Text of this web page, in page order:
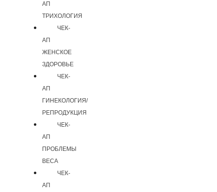
АП
ТРИХОЛОГИЯ
ЧЕК-
АП
ЖЕНСКОЕ
ЗДОРОВЬЕ
ЧЕК-
АП
ГИНЕКОЛОГИЯ/
РЕПРОДУКЦИЯ
ЧЕК-
АП
ПРОБЛЕМЫ
ВЕСА
ЧЕК-
АП